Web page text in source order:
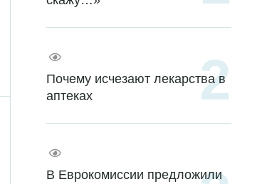
Почему исчезают лекарства в
аптеках
В Еврокомиссии предложили